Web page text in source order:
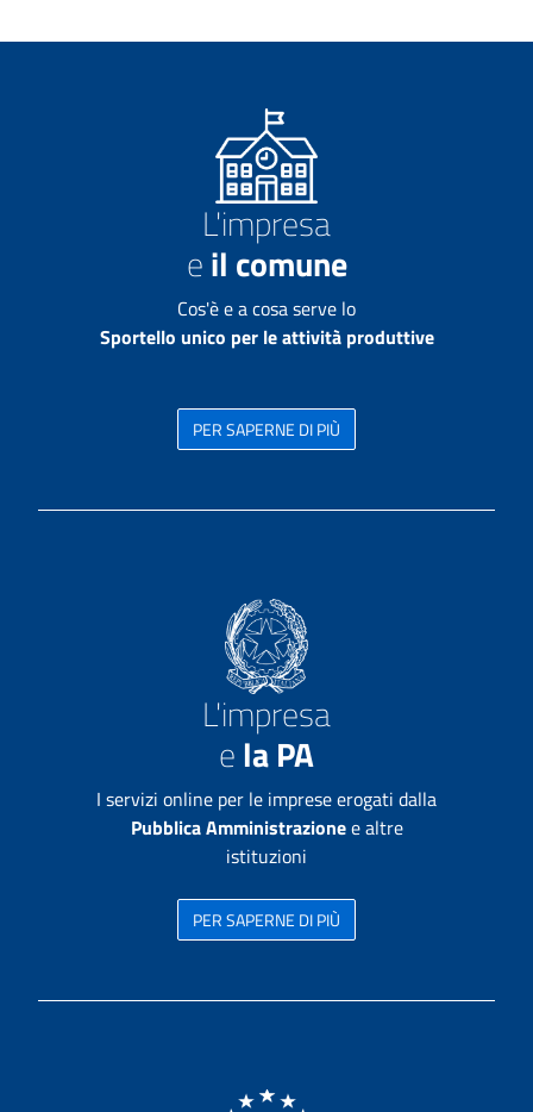
L'impresa
eil comune
Cos'è e a cosa serve lo
Sportello unico per le attività produttive
PER SAPERNE DI PIÙ
L'impresa
ela PA
I servizi online per le imprese erogati dalla
Pubblica Amministrazionee altre
istituzioni
PER SAPERNE DI PIÙ